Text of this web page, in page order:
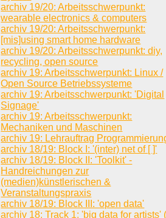
archiv 19/20: Arbeitsschwerpunkt:
wearable electronics & computers
archiv 19/20: Arbeitsschwerpunkt:
[mis]using smart home hardware
archiv 19/20: Arbeitsschwerpunkt: diy,
recycling, open source
archiv 19: Arbeitsschwerpunkt: Linux /
Open Source Betriebssysteme
archiv 19: Arbeitsschwerpunkt: 'Digital
Signage'
archiv 19: Arbeitsschwerpunkt:
Mechaniken und Maschinen
archiv 19: Lehrauftrag
archiv 18/19: Block I: '(inter) net of [ ]'
archiv 18/19: Block II: 'Toolkit' -
Handreichungen zur
(medien)künstlerischen &
Veranstaltungspraxis
archiv 18/19: Block III: 'open data'
archiv 18: Track 1: 'big data for artists'